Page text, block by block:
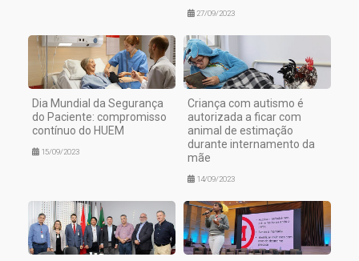
27/09/2023
Dia Mundial da Segurança
do Paciente: compromisso
contínuo do HUEM
15/09/2023
Criança com autismo é
autorizada a ficar com
animal de estimação
durante internamento da
mãe
14/09/2023